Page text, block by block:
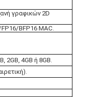
γραφικών 2D
BFP16 MAC.
2GB, 4GB ή 8GB.